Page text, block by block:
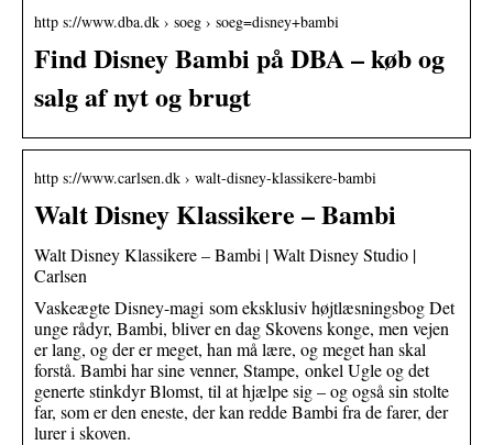
http s://www.dba.dk › soeg › soeg=disney+bambi
Find Disney Bambi på DBA – køb og
salg af nyt og brugt
http s://www.carlsen.dk › walt-disney-klassikere-bambi
Walt Disney Klassikere – Bambi
Walt Disney Klassikere – Bambi | Walt Disney Studio |
Carlsen
Vaskeægte Disney-magi som eksklusiv højtlæsningsbog Det
unge rådyr, Bambi, bliver en dag Skovens konge, men vejen
er lang, og der er meget, han må lære, og meget han skal
forstå. Bambi har sine venner, Stampe, onkel Ugle og det
generte stinkdyr Blomst, til at hjælpe sig – og også sin stolte
far, som er den eneste, der kan redde Bambi fra de farer, der
lurer i skoven.